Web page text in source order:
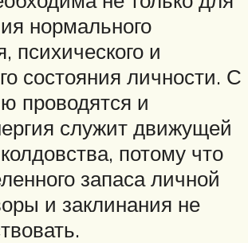
нормального
психического и
состояния личности. С
проводятся и
служит движущей
потому что
запаса личной
и заклинания не